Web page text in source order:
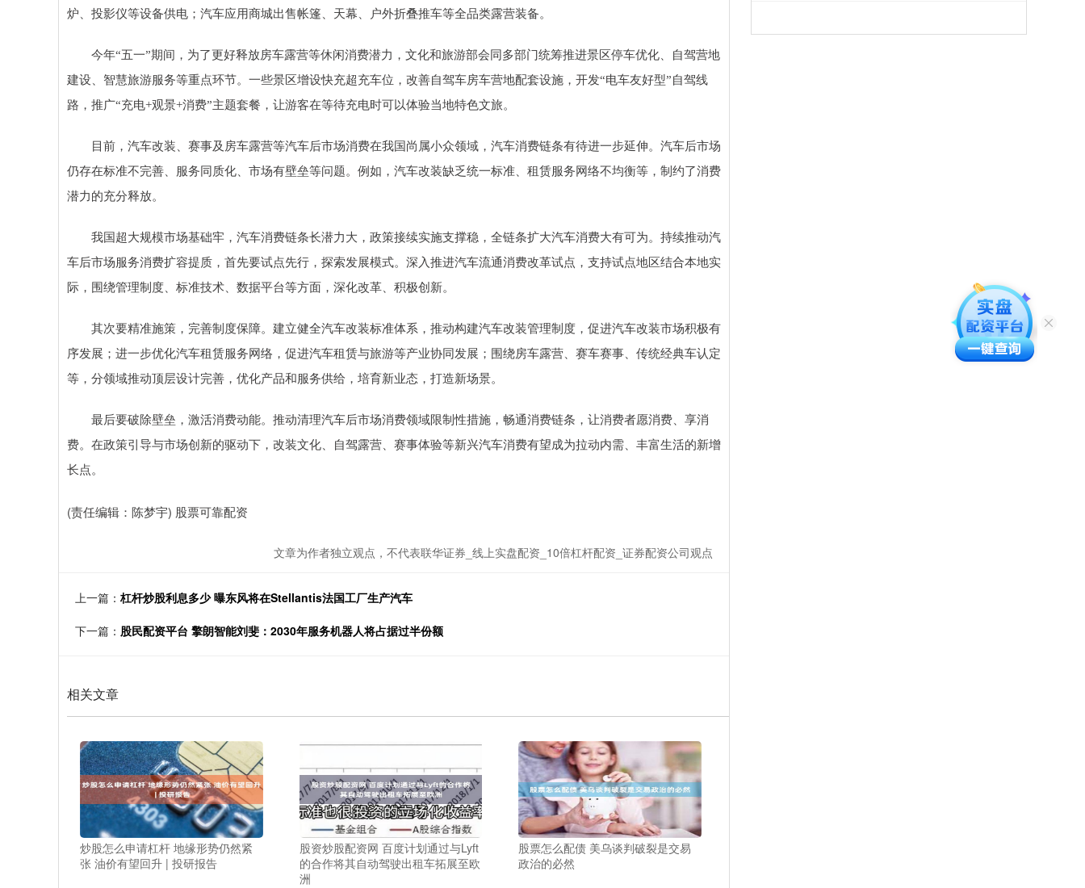
炉、投影仪等设备供电；汽车应用商城出售帐篷、天幕、户外折叠推车等全品类露营装备。
今年“五一”期间，为了更好释放房车露营等休闲消费潜力，文化和旅游部会同多部门统筹推进景区停车优化、自驾营地
建设、智慧旅游服务等重点环节。一些景区增设快充超充车位，改善自驾车房车营地配套设施，开发“电车友好型”自驾线
路，推广“充电+观景+消费”主题套餐，让游客在等待充电时可以体验当地特色文旅。
目前，汽车改装、赛事及房车露营等汽车后市场消费在我国尚属小众领域，汽车消费链条有待进一步延伸。汽车后市场
仍存在标准不完善、服务同质化、市场有壁垒等问题。例如，汽车改装缺乏统一标准、租赁服务网络不均衡等，制约了消费
潜力的充分释放。
我国超大规模市场基础牢，汽车消费链条长潜力大，政策接续实施支撑稳，全链条扩大汽车消费大有可为。持续推动汽
车后市场服务消费扩容提质，首先要试点先行，探索发展模式。深入推进汽车流通消费改革试点，支持试点地区结合本地实
际，围绕管理制度、标准技术、数据平台等方面，深化改革、积极创新。
其次要精准施策，完善制度保障。建立健全汽车改装标准体系，推动构建汽车改装管理制度，促进汽车改装市场积极有
序发展；进一步优化汽车租赁服务网络，促进汽车租赁与旅游等产业协同发展；围绕房车露营、赛车赛事、传统经典车认定
等，分领域推动顶层设计完善，优化产品和服务供给，培育新业态，打造新场景。
最后要破除壁垒，激活消费动能。推动清理汽车后市场消费领域限制性措施，畅通消费链条，让消费者愿消费、享消
费。在政策引导与市场创新的驱动下，改装文化、自驾露营、赛事体验等新兴汽车消费有望成为拉动内需、丰富生活的新增
长点。
(责任编辑：陈梦宇) 股票可靠配资
文章为作者独立观点，不代表联华证券_线上实盘配资_10倍杠杆配资_证券配资公司观点
上一篇： 杠杆炒股利息多少 曝东风将在Stellantis法国工厂生产汽车
下一篇： 股民配资平台 擎朗智能刘斐：2030年服务机器人将占据过半份额
相关文章
炒股怎么申请杠杆 地缘形势仍然紧
张 油价有望回升 | 投研报告
股资炒股配资网 百度计划通过与Lyft
的合作将其自动驾驶出租车拓展至欧
洲
股票怎么配债 美乌谈判破裂是交易
政治的必然